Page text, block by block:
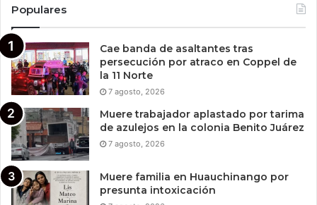
Populares
Cae banda de asaltantes tras
persecución por atraco en Coppel de
la 11 Norte
7 agosto, 2026
Muere trabajador aplastado por tarima
de azulejos en la colonia Benito Juárez
7 agosto, 2026
Muere familia en Huauchinango por
presunta intoxicación